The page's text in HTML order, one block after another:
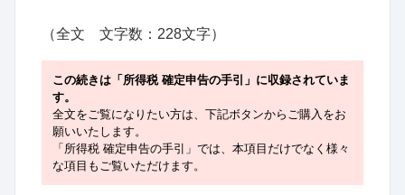
（全文 文字数：228文字）
この続きは「所得税 確定申告の手引」に収録されていま
す。
全文をご覧になりたい方は、下記ボタンからご購入をお
願いいたします。
「所得税 確定申告の手引」では、本項目だけでなく様々
な項目もご覧いただけます。